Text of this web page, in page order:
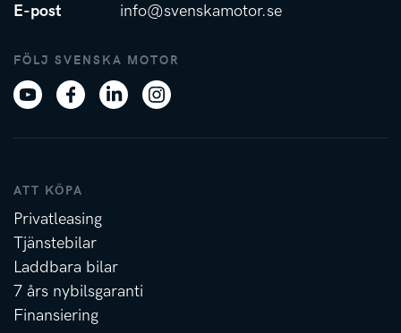
E-post
info@svenskamotor.se
FÖLJ SVENSKA MOTOR
ATT KÖPA
Privatleasing
Tjänstebilar
Laddbara bilar
7 års nybilsgaranti
Finansiering